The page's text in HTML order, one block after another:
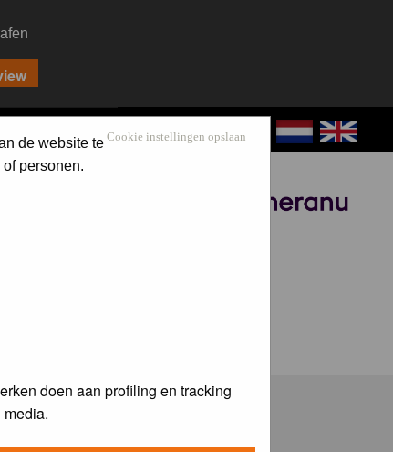
Cookie instellingen opslaan
de website te
personen.
doen aan profiling en tracking